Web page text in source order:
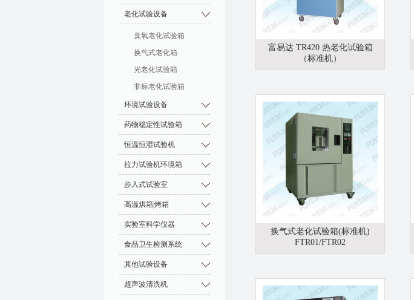
老化试验设备
臭氧老化试验箱
换气式老化箱
光老化试验箱
非标老化试验箱
环境试验设备
药物稳定性试验箱
恒温恒湿试验机
拉力试验机环境箱
步入式试验室
高温烘箱|烤箱
实验室科学仪器
食品卫生检测系统
其他试验设备
超声波清洗机
富易达 TR420 热老化试验箱
（标准机）
换气式老化试验箱(标准机)
FTR01/FTR02